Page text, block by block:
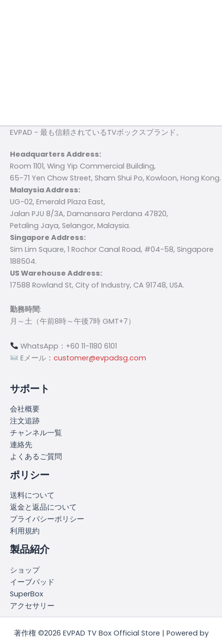
EVPAD - 最も信頼されているTVボックスブランド。
Headquarters Address:
Room 1101, Wing Yip Commercial Building,
65-71 Yen Chow Street, Sham Shui Po, Kowloon, Hong Kong.
Malaysia Address:
UG-02, Emerald Plaza East,
Jalan PJU 8/3A, Damansara Perdana 47820,
Petaling Jaya, Selangor, Malaysia.
Singapore Address:
Sim Lim Square, 1 Rochor Canal Road, #04-58, Singapore
188504.
US Warehouse Address:
17588 Rowland St, City of Industry, CA 91748, USA.
勤務時間:
月～土（午前8時～午後7時 GMT+7）
WhatsApp：+60 11-1180 6101
Eメール：customer@evpadsg.com
サポート
会社概要
注文追跡
チャンネル一覧
連絡先
よくあるご質問
ポリシー
送料について
返金と返品について
プライバシーポリシー
利用規約
製品紹介
ショップ
イーブパッド
SuperBox
アクセサリー
著作権 ©2026 EVPAD TV Box Official Store | Powered by